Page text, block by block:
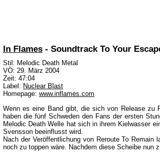
In Flames - Soundtrack To Your
Stil: Melodic Death Metal
VÖ: 29. März 2004
Zeit: 47:04
Label: Nuclear Blast
Homepage: www.inflames.com
Wenn es eine Band gibt, die sich von Release zu
haben die fünf Schweden den Fans der ersten
Melodic Death Welle hat sich in ihrem Kielwasser
Svensson beeinflusst wird.
Nach der Veröffentlichung von Reroute To
noch zu toppen wäre. Nachdem diese Scheibe nun